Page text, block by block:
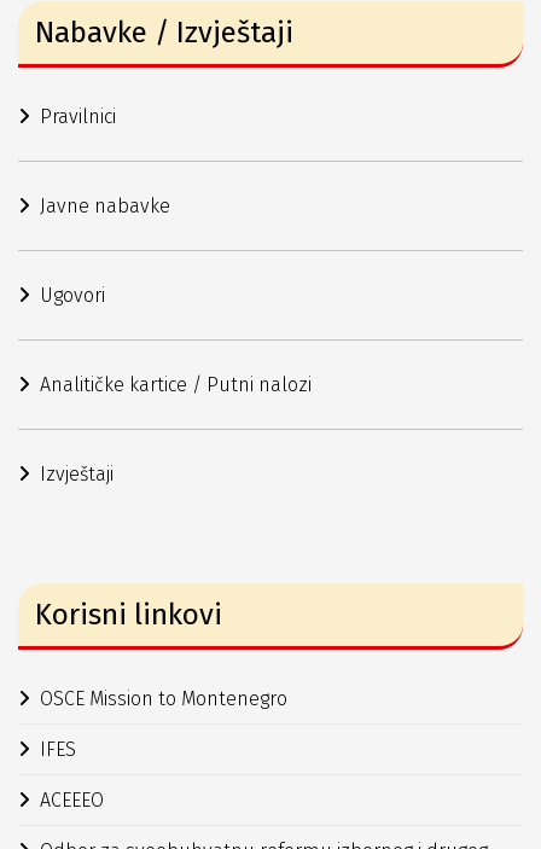
Nabavke / Izvještaji
Pravilnici
Javne nabavke
Ugovori
Analitičke kartice / Putni nalozi
Izvještaji
Korisni linkovi
OSCE Mission to Montenegro
IFES
ACEEEO